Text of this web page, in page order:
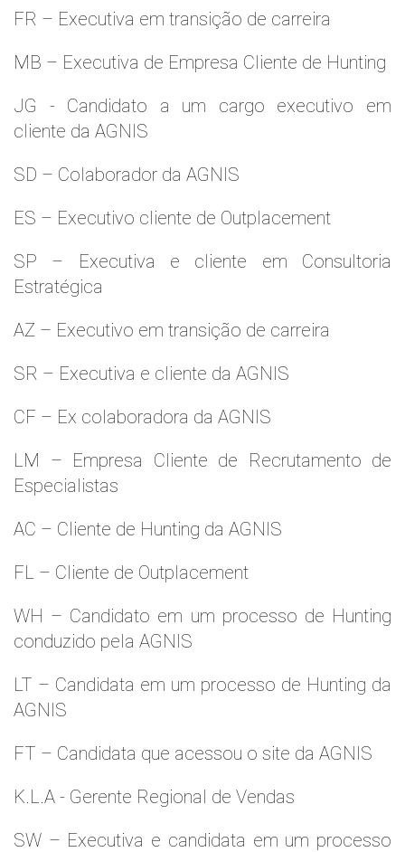
FR – Executiva em transição de carreira
MB – Executiva de Empresa Cliente de Hunting
JG - Candidato a um cargo executivo em
cliente da AGNIS
SD – Colaborador da AGNIS
ES – Executivo cliente de Outplacement
SP – Executiva e cliente em Consultoria
Estratégica
AZ – Executivo em transição de carreira
SR – Executiva e cliente da AGNIS
CF – Ex colaboradora da AGNIS
LM – Empresa Cliente de Recrutamento de
Especialistas
AC – Cliente de Hunting da AGNIS
FL – Cliente de Outplacement
WH – Candidato em um processo de Hunting
conduzido pela AGNIS
LT – Candidata em um processo de Hunting da
AGNIS
FT – Candidata que acessou o site da AGNIS
K.L.A - Gerente Regional de Vendas
SW – Executiva e candidata em um processo